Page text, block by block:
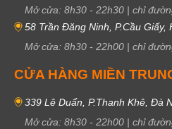
Mở cửa: 8h30 - 22h30 | chỉ
58 Trần Đăng Ninh, P.Cầu Giấy,
Mở cửa: 8h30 - 22h00 | chỉ
CỬA HÀNG MIỀN
339 Lê Duẩn, P.Thanh Khê, Đà
Mở cửa: 8h30 - 22h00 | chỉ